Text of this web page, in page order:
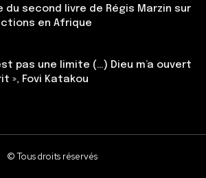
du second livre de Régis Marzin sur
en Afrique
pas une limite (…) Dieu m’a ouvert
», Fovi Katakou
© Tous droits réservés